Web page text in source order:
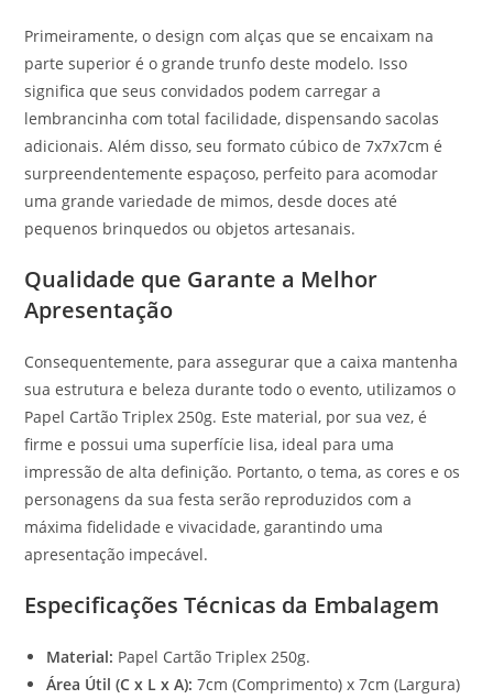
Primeiramente, o design com alças que se encaixam na
parte superior é o grande trunfo deste modelo. Isso
significa que seus convidados podem carregar a
lembrancinha com total facilidade, dispensando sacolas
adicionais. Além disso, seu formato cúbico de 7x7x7cm é
surpreendentemente espaçoso, perfeito para acomodar
uma grande variedade de mimos, desde doces até
pequenos brinquedos ou objetos artesanais.
Qualidade que Garante a Melhor
Apresentação
Consequentemente, para assegurar que a caixa mantenha
sua estrutura e beleza durante todo o evento, utilizamos o
Papel Cartão Triplex 250g. Este material, por sua vez, é
firme e possui uma superfície lisa, ideal para uma
impressão de alta definição. Portanto, o tema, as cores e os
personagens da sua festa serão reproduzidos com a
máxima fidelidade e vivacidade, garantindo uma
apresentação impecável.
Especificações Técnicas da Embalagem
Material: Papel Cartão Triplex 250g.
Área Útil (C x L x A): 7cm (Comprimento) x 7cm (Largura)